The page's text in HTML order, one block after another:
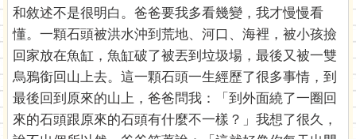
和敘述不是很明白。爸爸要我多看幾變，我才慢慢看
懂。一顆石頭被洪水沖到荒地、河口、海裡，被小孩撿
回家放在魚缸，魚缸破了被丟到垃圾場，最後又被一雙
烏鴉銜回山上去。這一顆石頭一生經歷了很多事情，到
最後回到原來的山上，爸爸問我：「到外面繞了一圈回
來的石頭跟原來的石頭有什麼不一樣？」我想了很久，